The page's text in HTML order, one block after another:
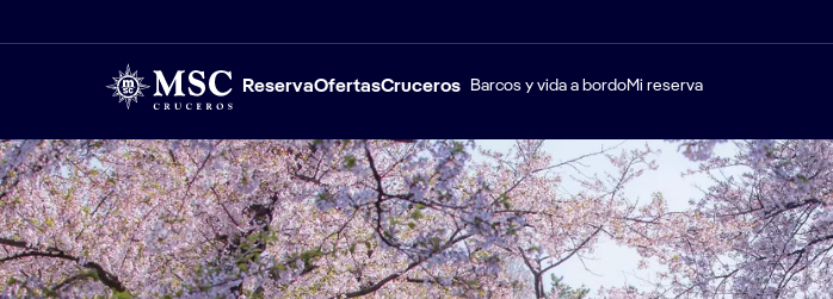
ReservaOfertasCruceros Barcos y vida a bordoMi reserva